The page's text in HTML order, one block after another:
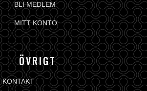
BLI MEDLEM
MITT KONTO
ÖVRIGT
KONTAKT